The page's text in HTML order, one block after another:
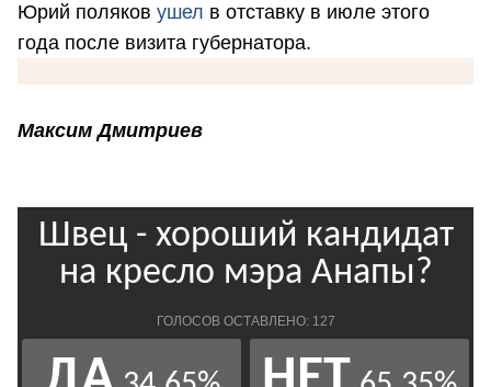
Юрий поляков ушел в отставку в июле этого
года после визита губернатора.
Максим Дмитриев